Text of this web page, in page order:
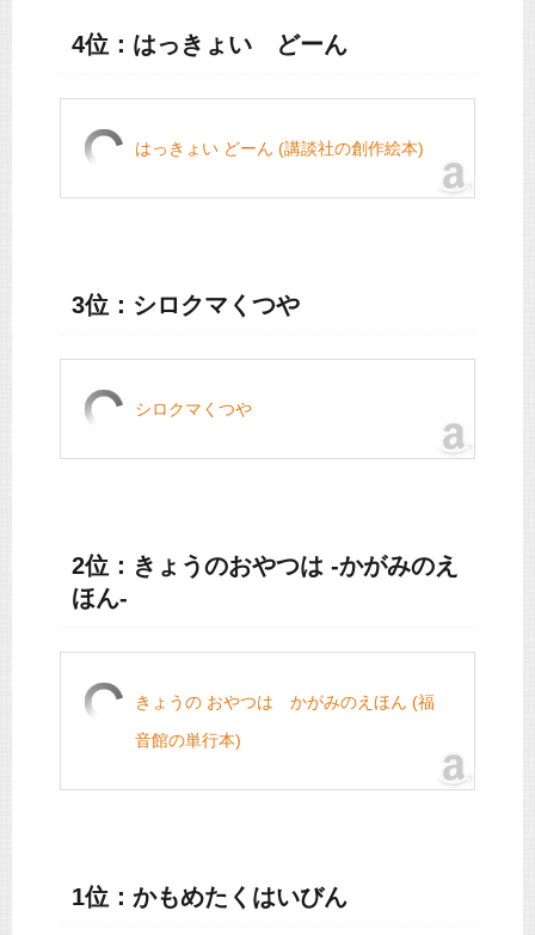
4位：はっきょい どーん
はっきょい どーん (講談社の創作絵本)
3位：シロクマくつや
シロクマくつや
2位：きょうのおやつは -かがみのえ
ほん-
きょうの おやつは かがみのえほん (福
音館の単行本)
1位：かもめたくはいびん